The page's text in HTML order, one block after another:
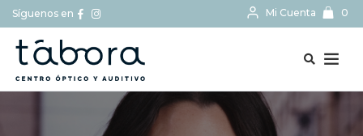
Síguenos en Mi Cuenta 0